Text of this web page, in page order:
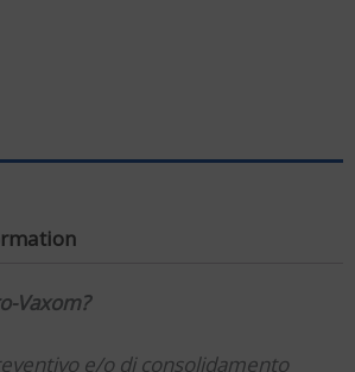
Vaxom?
e/o di consolidamento